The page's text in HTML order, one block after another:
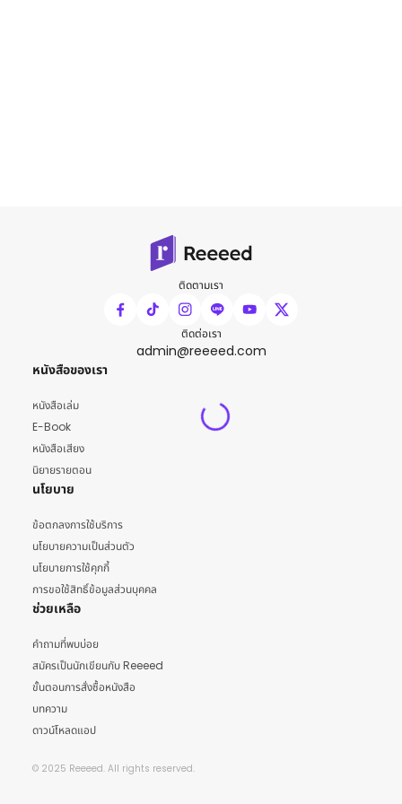
ติดตามเรา
ติดต่อเรา
admin@reeeed.com
หนังสือของเรา
หนังสือเล่ม
E-Book
หนังสือเสียง
นิยายรายตอน
นโยบาย
ข้อตกลงการใช้บริการ
นโยบายความเป็นส่วนตัว
นโยบายการใช้คุกกี้
การขอใช้สิทธิ์ข้อมูลส่วนบุคคล
ช่วยเหลือ
คำถามที่พบบ่อย
สมัครเป็นนักเขียนกับ Reeeed
ขั้นตอนการสั่งซื้อหนังสือ
บทความ
ดาวน์โหลดแอป
© 2025 Reeeed. All rights reserved.